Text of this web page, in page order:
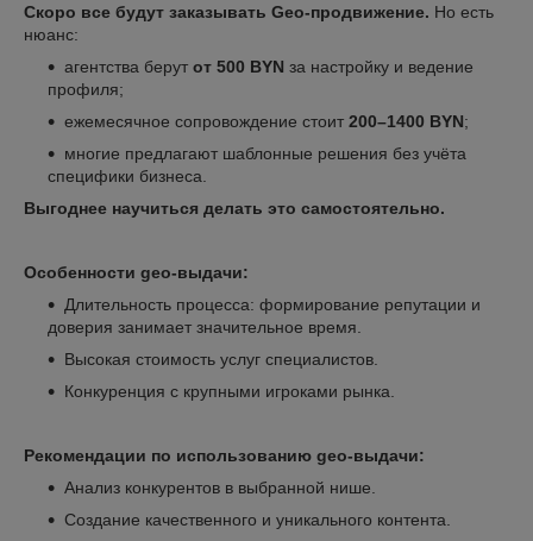
Скоро все будут заказывать Geo‑продвижение. Но есть
нюанс:
агентства берут от 500 BYN за настройку и ведение
профиля;
ежемесячное сопровождение стоит 200–1400 BYN;
многие предлагают шаблонные решения без учёта
специфики бизнеса.
Выгоднее научиться делать это самостоятельно.
Особенности geo-выдачи:
Длительность процесса: формирование репутации и
доверия занимает значительное время.
Высокая стоимость услуг специалистов.
Конкуренция с крупными игроками рынка.
Рекомендации по использованию geo-выдачи:
Анализ конкурентов в выбранной нише.
Создание качественного и уникального контента.